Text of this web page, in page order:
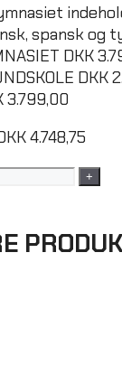
spansk og
DKK
DKK
3.799,00
4.748,75
+